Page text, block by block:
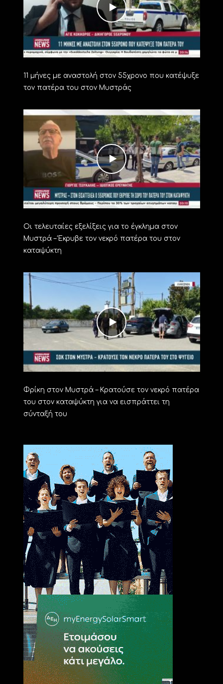
11 μήνες με αναστολή στον 55χρονο που κατέψυξε
τον πατέρα του στον Μυστράς
Οι τελευταίες εξελίξεις για το έγκλημα στον
Μυστρά – Έκρυβε τον νεκρό πατέρα του στον
καταψύκτη
Φρίκη στον Μυστρά – Κρατούσε τον νεκρό πατέρα
του στον καταψύκτη για να εισπράττει τη
σύνταξή του